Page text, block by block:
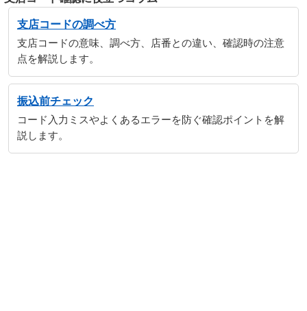
支店コードの調べ方
支店コードの意味、調べ方、店番との違い、確認時の注意
点を解説します。
振込前チェック
コード入力ミスやよくあるエラーを防ぐ確認ポイントを解
説します。